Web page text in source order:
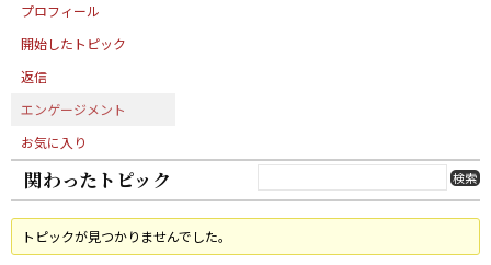
プロフィール
開始したトピック
返信
エンゲージメント
お気に入り
関わったトピック
トピックが見つかりませんでした。